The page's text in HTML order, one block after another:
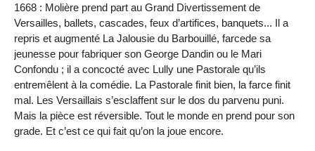
1668 : Molière prend part au Grand Divertissement de
Versailles, ballets, cascades, feux d’artifices, banquets... Il a
repris et augmenté La Jalousie du Barbouillé, farcede sa
jeunesse pour fabriquer son George Dandin ou le Mari
Confondu ; il a concocté avec Lully une Pastorale qu’ils
entremêlent à la comédie. La Pastorale finit bien, la farce finit
mal. Les Versaillais s’esclaffent sur le dos du parvenu puni.
Mais la pièce est réversible. Tout le monde en prend pour son
grade. Et c’est ce qui fait qu’on la joue encore.